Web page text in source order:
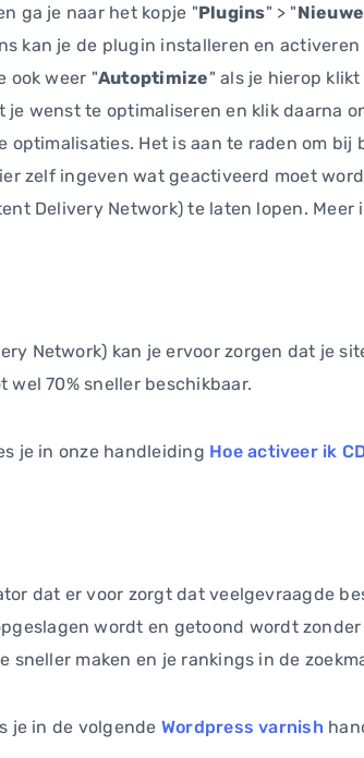
ga je naar het kopje "Plugins" > "
kan je de plugin installeren en
ook weer "Autoptimize" als je hierop
je wenst te optimaliseren en klik daarna
optimalisaties. Het is aan te raden om
zelf ingeven wat geactiveerd moet
Delivery Network) te laten lopen.
Network) kan je ervoor zorgen dat je
70% sneller beschikbaar.
je in onze handleiding Hoe activeer ik
dat er voor zorgt dat veelgevraagde
wordt en getoond wordt
sneller maken en je rankings in de
je in de volgende Wordpress varnish